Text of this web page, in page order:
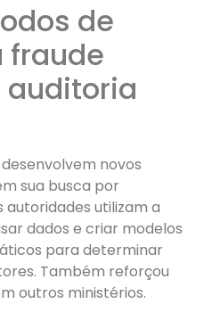
de
fraude
novos
sua busca por
autoridades utilizam a
dados e criar modelos
para determinar
Também reforçou
outros ministérios.